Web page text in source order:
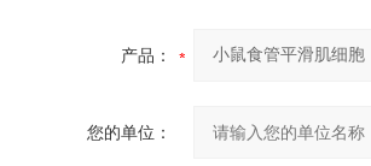
产品：
您的单位：